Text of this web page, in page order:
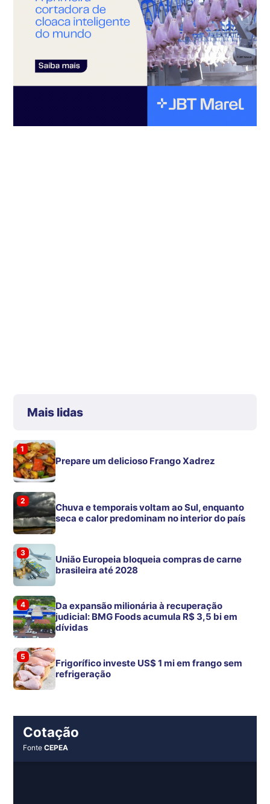
Mais lidas
1
Prepare um delicioso Frango Xadrez
2
Chuva e temporais voltam ao Sul, enquanto
seca e calor predominam no interior do país
3
União Europeia bloqueia compras de carne
brasileira até 2028
4
Da expansão milionária à recuperação
judicial: BMG Foods acumula R$ 3,5 bi em
dívidas
5
Frigorífico investe US$ 1 mi em frango sem
refrigeração
Cotação
FonteCEPEA